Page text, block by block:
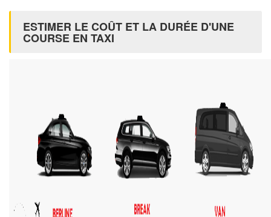
ESTIMER LE COÛT ET LA DURÉE D'UNE
COURSE EN TAXI